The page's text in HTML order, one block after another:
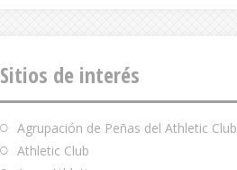
Sitios de interés
Agrupación de Peñas del Athletic Club
Athletic Club